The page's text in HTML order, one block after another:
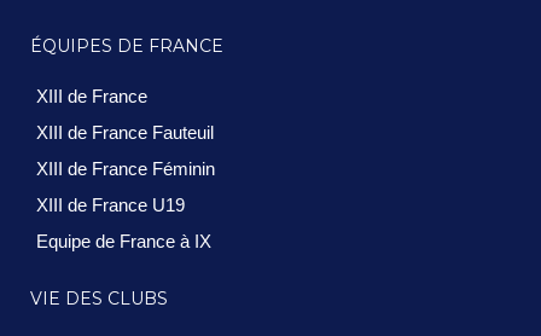
ÉQUIPES DE FRANCE
XIII de France
XIII de France Fauteuil
XIII de France Féminin
XIII de France U19
Equipe de France à IX
VIE DES CLUBS